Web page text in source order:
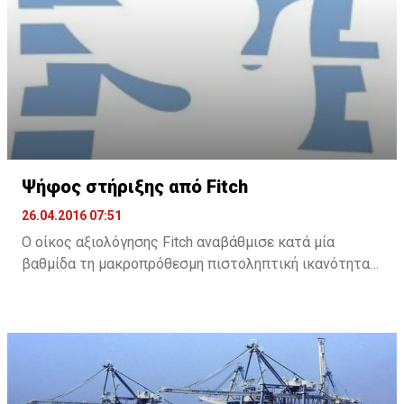
Ψήφος στήριξης από Fitch
26.04.2016 07:51
Ο οίκος αξιολόγησης Fitch αναβάθμισε κατά μία
βαθμίδα τη μακροπρόθεσμη πιστοληπτική ικανότητα
Συγκεκριμένα, ο Fitch ανακοίνωσε ότι αναβάθμισε την
Τράπεζα Κύπρου στο B- από CCC και την Ελληνική σε B
από B-.